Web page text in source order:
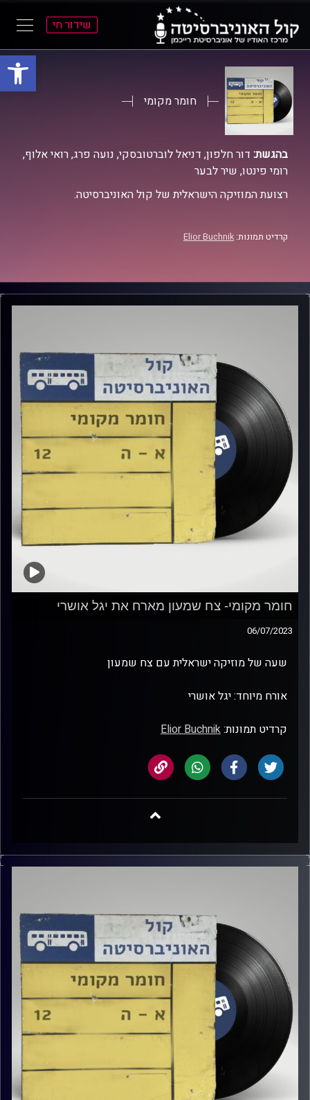
פתח
הראשי
הראשי
שידור חי
חומר מקומי
בהגשת: דור חלפון, דניאל לוברטובסקי, נועה פרג, רואי אלוף,
רומי פינטו, שיר לבער
רצועת המוזיקה הישראלית של קול האוניברסיטה.
קרדיט תמונות: Elior Buchnik
חומר מקומי- צח שמעון מארח את יגל אושרי
06/07/2023
שעה של מוזיקה ישראלית עם צח שמעון
אורח מיוחד: יגל אושרי
קרדיט תמונות:Elior Buchnik